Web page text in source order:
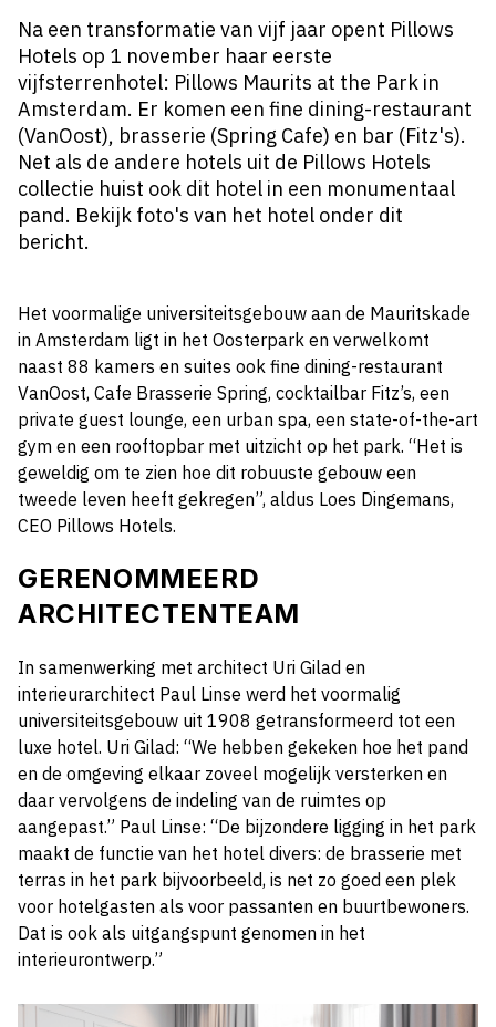
Na een transformatie van vijf jaar opent Pillows
Hotels op 1 november haar eerste
vijfsterrenhotel: Pillows Maurits at the Park in
Amsterdam. Er komen een fine dining-restaurant
(VanOost), brasserie (Spring Cafe) en bar (Fitz's).
Net als de andere hotels uit de Pillows Hotels
collectie huist ook dit hotel in een monumentaal
pand. Bekijk foto's van het hotel onder dit
bericht.
Het voormalige universiteitsgebouw aan de Mauritskade
in Amsterdam ligt in het Oosterpark en verwelkomt
naast 88 kamers en suites ook fine dining-restaurant
VanOost, Cafe Brasserie Spring, cocktailbar Fitz’s, een
private guest lounge, een urban spa, een state-of-the-art
gym en een rooftopbar met uitzicht op het park. “Het is
geweldig om te zien hoe dit robuuste gebouw een
tweede leven heeft gekregen”, aldus Loes Dingemans,
CEO Pillows Hotels.
GERENOMMEERD
ARCHITECTENTEAM
In samenwerking met architect Uri Gilad en
interieurarchitect Paul Linse werd het voormalig
universiteitsgebouw uit 1908 getransformeerd tot een
luxe hotel. Uri Gilad: “We hebben gekeken hoe het pand
en de omgeving elkaar zoveel mogelijk versterken en
daar vervolgens de indeling van de ruimtes op
aangepast.” Paul Linse: “De bijzondere ligging in het park
maakt de functie van het hotel divers: de brasserie met
terras in het park bijvoorbeeld, is net zo goed een plek
voor hotelgasten als voor passanten en buurtbewoners.
Dat is ook als uitgangspunt genomen in het
interieurontwerp.”